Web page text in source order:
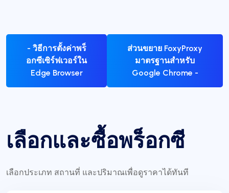
- วิธีการตั้งค่าพร็
อกซีเซิร์ฟเวอร์ใน
Edge Browser
ส่วนขยาย FoxyProxy
มาตรฐานสำหรับ
Google Chrome -
เลือกและซื้อพร็อกซี
เลือกประเภท สถานที่ และปริมาณเพื่อดูราคาได้ทันที